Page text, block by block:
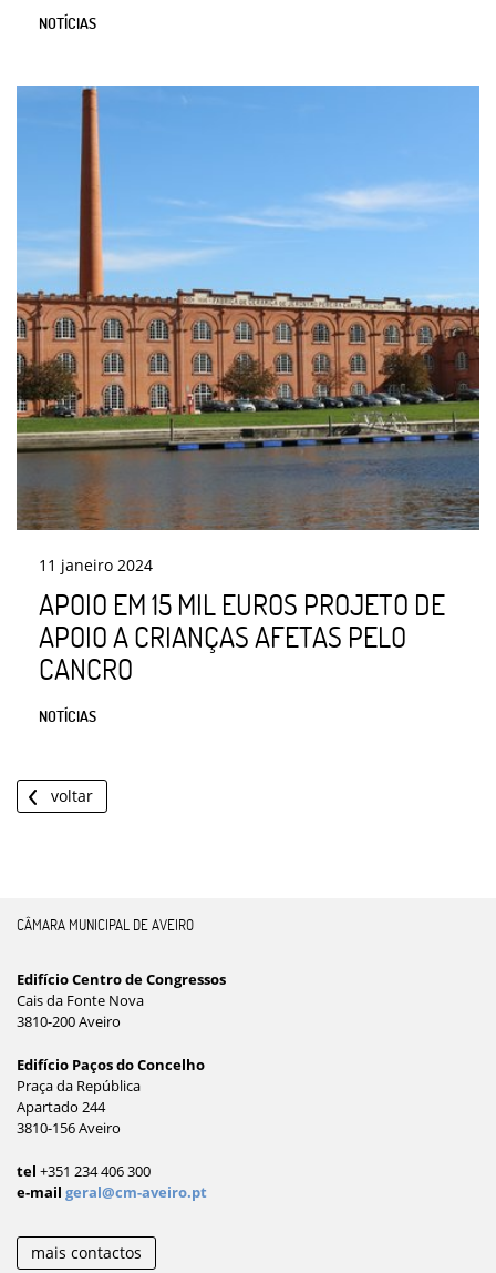
NOTÍCIAS
11 janeiro 2024
APOIO EM 15 MIL EUROS PROJETO DE
APOIO A CRIANÇAS AFETAS PELO
CANCRO
NOTÍCIAS
voltar
CÂMARA MUNICIPAL DE AVEIRO
Edifício Centro de Congressos
Cais da Fonte Nova
3810-200 Aveiro
Edifício Paços do Concelho
Praça da República
Apartado 244
3810-156 Aveiro
tel +351 234 406 300
e-mail geral@cm-aveiro.pt
mais contactos